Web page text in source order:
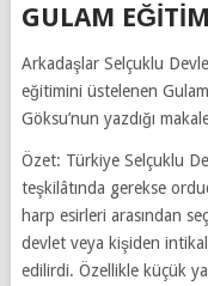
GULAM
Arkadaşlar Selçuklu
eğitimini üstelenen
Göksu’nun yazdığı
Özet: Türkiye Selçuklu
teşkilâtında gerekse
harp esirleri arasından
devlet veya kişiden
edilirdi. Özellikle küçük